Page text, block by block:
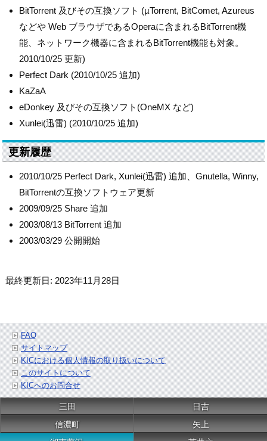
BitTorrent 及びその互換ソフト (µTorrent, BitComet, Azureus
などや Web ブラウザであるOperaに含まれるBitTorrent機
能、ネットワーク機器に含まれるBitTorrent機能も対象。
2010/10/25 更新)
Perfect Dark (2010/10/25 追加)
KaZaA
eDonkey 及びその互換ソフト(OneMX など)
Xunlei(迅雷) (2010/10/25 追加)
更新履歴
2010/10/25 Perfect Dark, Xunlei(迅雷) 追加、Gnutella, Winny,
BitTorrentの互換ソフトウェア更新
2009/09/25 Share 追加
2003/08/13 BitTorrent 追加
2003/03/29 公開開始
最終更新日: 2023年11月28日
FAQ
サイトマップ
KICにおける個人情報の取り扱いについて
このサイトについて
KICへのお問合せ
三田
日吉
信濃町
矢上